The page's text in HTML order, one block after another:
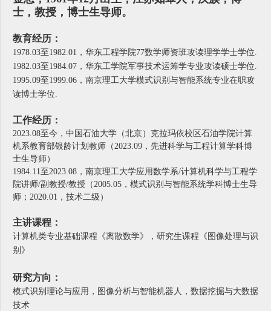
士，教授，博士生导师。
教育经历：
1978.03至1982.01，华东工程学院77数学师资班攻读理学学士学位.
1982.03至1984.07，华东工学院军事技术运筹学专业攻读硕士学位.
1995.09至1999.06，南京理工大学模式识别与智能系统专业在职攻
读博士学位.
工作经历：
2023.08至今，中国石油大学（北京）克拉玛依校区石油学院计算
机系教育部银龄计划教师（2023.09，先进科学与工程计算学科博
士生导师）
1984.11至2023.08，南京理工大学应用数学系/计算机科学与工程学
院讲师/副教授/教授（2005.05，模式识别与智能系统学科博士生导
师；2020.01，技术二级）
主讲课程：
计算机类专业基础课程《离散数学》，研究生课程《图像处理与识
别》
研究方向：
模式识别理论与应用，图像分析与智能机器人，数据挖掘与大数据
技术